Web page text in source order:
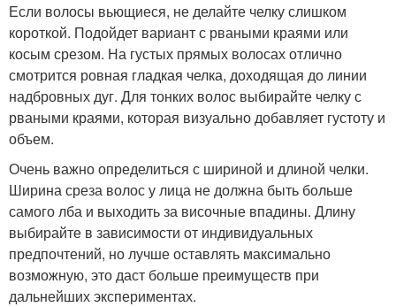
Если волосы вьющиеся, не делайте челку слишком
короткой. Подойдет вариант с рваными краями или
косым срезом. На густых прямых волосах отлично
смотрится ровная гладкая челка, доходящая до линии
надбровных дуг. Для тонких волос выбирайте челку с
рваными краями, которая визуально добавляет густоту и
объем.
Очень важно определиться с шириной и длиной челки.
Ширина среза волос у лица не должна быть больше
самого лба и выходить за височные впадины. Длину
выбирайте в зависимости от индивидуальных
предпочтений, но лучше оставлять максимально
возможную, это даст больше преимуществ при
дальнейших экспериментах.